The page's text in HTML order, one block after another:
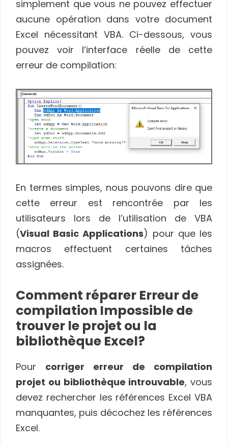
simplement que vous ne pouvez effectuer
aucune opération dans votre document
Excel nécessitant VBA. Ci-dessous, vous
pouvez voir l’interface réelle de cette
erreur de compilation:
En termes simples, nous pouvons dire que
cette erreur est rencontrée par les
utilisateurs lors de l’utilisation de VBA
(Visual Basic Applications) pour que les
macros effectuent certaines tâches
assignées.
Comment réparer Erreur de
compilation Impossible de
trouver le projet ou la
bibliothèque Excel?
Pour corriger erreur de compilation
projet ou bibliothèque introuvable, vous
devez rechercher les références Excel VBA
manquantes, puis décochez les références
Excel.